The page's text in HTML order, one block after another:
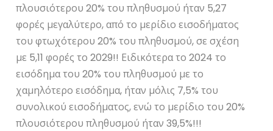
πλουσιότερου 20% του πληθυσμού ήταν 5,27
φορές μεγαλύτερο, από το μερίδιο εισοδήματος
του φτωχότερου 20% του πληθυσμού, σε σχέση
με 5,11 φορές το 2029!! Ειδικότερα το 2024 το
εισόδημα του 20% του πληθυσμού με το
χαμηλότερο εισόδημα, ήταν μόλις 7,5% του
συνολικού εισοδήματος, ενώ το μερίδιο του 20%
πλουσιότερου πληθυσμού ήταν 39,5%!!!